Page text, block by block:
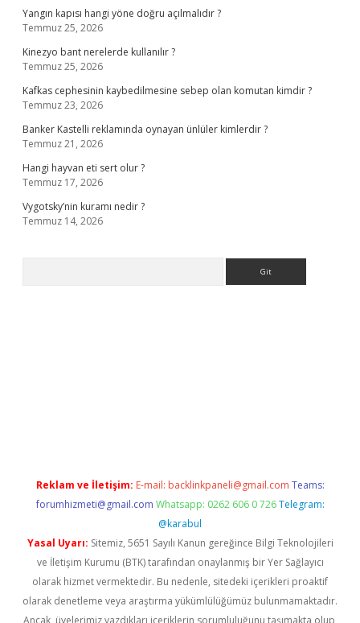
Yangın kapısı hangi yöne doğru açılmalıdır ?
Temmuz 25, 2026
Kinezyo bant nerelerde kullanılır ?
Temmuz 25, 2026
Kafkas cephesinin kaybedilmesine sebep olan komutan kimdir ?
Temmuz 23, 2026
Banker Kastelli reklamında oynayan ünlüler kimlerdir ?
Temmuz 21, 2026
Hangi hayvan eti sert olur ?
Temmuz 17, 2026
Vygotsky’nin kuramı nedir ?
Temmuz 14, 2026
Reklam ve İletişim: E-mail: backlinkpaneli@gmail.com Teams:
forumhizmeti@gmail.com Whatsapp: 0262 606 0 726 Telegram:
@karabul
Yasal Uyarı: Sitemiz, 5651 Sayılı Kanun gereğince Bilgi Teknolojileri
ve İletişim Kurumu (BTK) tarafından onaylanmış bir Yer Sağlayıcı
olarak hizmet vermektedir. Bu nedenle, sitedeki içerikleri proaktif
olarak denetleme veya araştırma yükümlülüğümüz bulunmamaktadır.
Ancak, üyelerimiz yazdıkları içeriklerin sorumluluğunu taşımakta olup,